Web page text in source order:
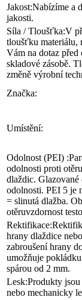
Jakost:Nabízíme a
jakosti.
Síla / Tloušťka:V
tloušťku materiálu,
Vám na dotaz
skladové zásobě.
změně výrobní
Značka:
Umístění:
Odolnost (PEI) :
odolnosti proti
dlaždic. Glazované
odolnosti. PEI 5 je
= slinutá dlažba.
otěruvzdornost
Rektifikace:
hrany dlaždice
zabroušení hrany
umožňuje
spárou od 2 mm.
Lesk:Produkty
nebo mechanicky